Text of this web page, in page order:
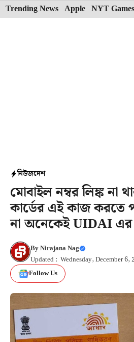
Skip
to
Trending News Apple NYT Games
নিউজদেশ
মোবাইল নম্বর লিঙ্ক না
কার্ডের এই কাজ করতে
না অনেকেই UIDAI
ByNirajana Nag
Updated : Wednesday, December 6,
Follow Us